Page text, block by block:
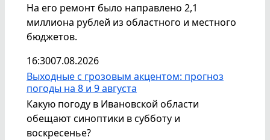
На его ремонт было направлено 2,1
миллиона рублей из областного и местного
бюджетов.
16:3007.08.2026
Выходные с грозовым акцентом: прогноз
погоды на 8 и 9 августа
Какую погоду в Ивановской области
обещают синоптики в субботу и
воскресенье?